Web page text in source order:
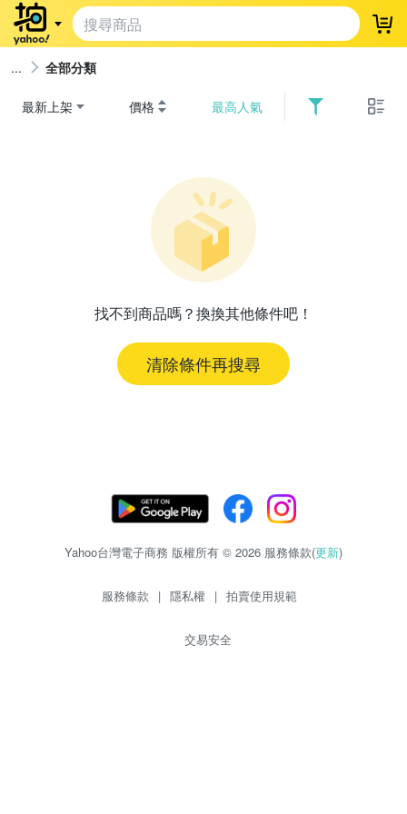
登
全部分類
最新上架 價格 最高人氣
找不到商品嗎？換換其他條件吧！
清除條件再搜尋
Yahoo台灣電子商務 版權所有 © 2026 服務條款(更新)
服務條款 | 隱私權 | 拍賣使用規範
交易安全